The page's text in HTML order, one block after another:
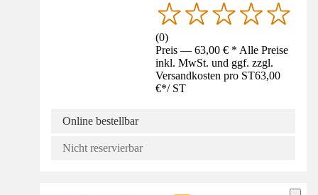
(0)
Preis — 63,00 € * Alle Preise
inkl. MwSt. und ggf. zzgl.
Versandkosten pro ST63,00
€*/ ST
Online bestellbar
Nicht reservierbar